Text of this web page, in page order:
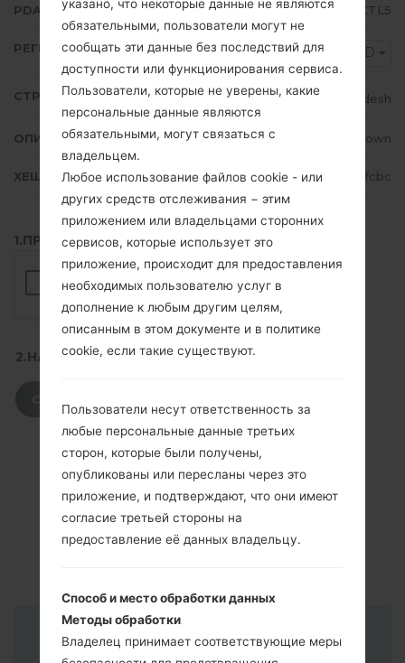
PDA/AP ВЕРСИЯ N986BXXU1CTL5
РЕГИОН BKD
СТРАНА Bangladesh
ОПИСАНИЕ Unknown
ХЕШ 5730233067d14a41c02fbaa4b48ffcbc
1.ПРОВЕРИТЬ НАЛИЧИЕ RECAPTCHA
2.НАЖМИТЕ, ЧТОБЫ СКАЧАТЬ
Инструкции
указано, что некоторые данные не являются
обязательными, пользователи могут не
сообщать эти данные без последствий для
доступности или функционирования сервиса.
Пользователи, которые не уверены, какие
персональные данные являются
обязательными, могут связаться с
владельцем.
Любое использование файлов cookie - или
других средств отслеживания − этим
приложением или владельцами сторонних
сервисов, которые использует это
приложение, происходит для предоставления
необходимых пользователю услуг в
дополнение к любым другим целям,
описанным в этом документе и в политике
cookie, если такие существуют.
Пользователи несут ответственность за
любые персональные данные третьих
сторон, которые были получены,
опубликованы или пересланы через это
приложение, и подтверждают, что они имеют
согласие третьей стороны на
предоставление её данных владельцу.
Способ и место обработки данных
Методы обработки
Владелец принимает соответствующие меры